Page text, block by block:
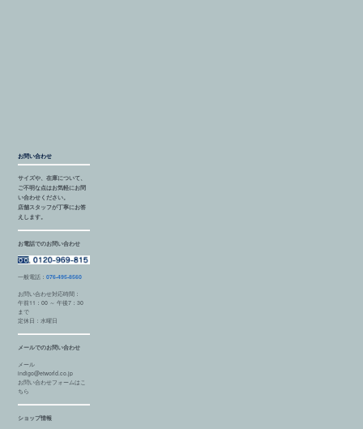
お問い合わせ
サイズや、在庫について、
ご不明な点はお気軽にお問
い合わせください。
店舗スタッフが丁寧にお答
えします。
お電話でのお問い合わせ
一般電話：076-495-8560
お問い合わせ対応時間：
午前11：00 ～ 午後7：30
まで
定休日：水曜日
メールでのお問い合わせ
メール
indigo@etworld.co.jp
お問い合わせフォームはこ
ちら
ショップ情報